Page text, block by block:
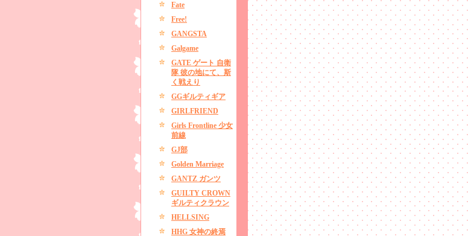
Fate
Free!
GANGSTA
Galgame
GATE ゲート 自衛
隊 彼の地にて、斯
く戦えり
GGギルティギア
GIRLFRIEND
Girls Frontline 少女
前線
GJ部
Golden Marriage
GANTZ ガンツ
GUILTY CROWN
ギルティクラウン
HELLSING
HHG 女神の終焉